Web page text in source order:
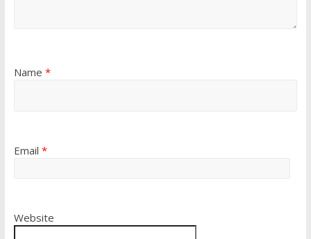
Name *
Email *
Website